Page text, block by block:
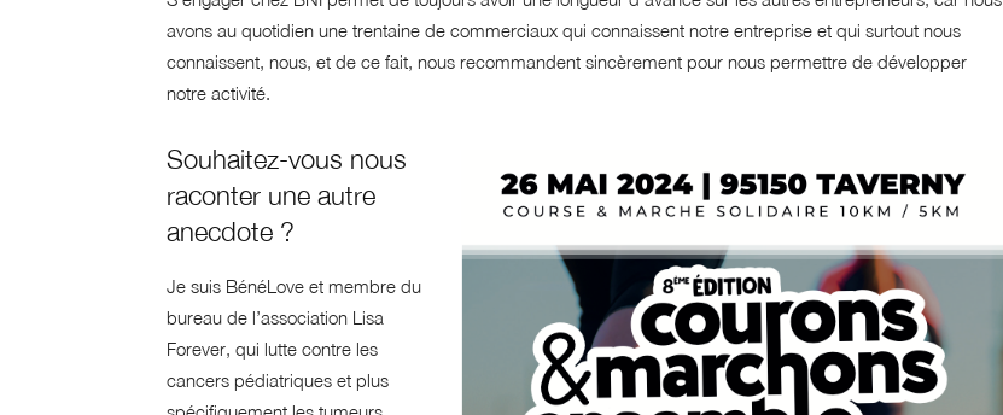
avons au quotidien une trentaine de commerciaux qui connaissent notre entreprise et qui surtout nous
connaissent, nous, et de ce fait, nous recommandent sincèrement pour nous permettre de développer
notre activité.
Souhaitez-vous nous
raconter une autre
anecdote ?
Je suis BénéLove et membre du
bureau de l’association Lisa
Forever, qui lutte contre les
cancers pédiatriques et plus